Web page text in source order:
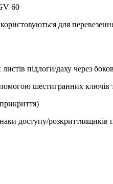
60
для
підлоги/даху через
шестигранних ключів
доступу/розкриттяящиків